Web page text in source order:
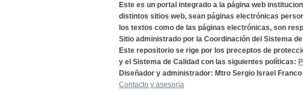
Este es un portal integrado a la página web
distintos sitios web, sean páginas electrónicas
los textos como de las páginas electrónicas, son
Sitio administrado por la Coordinación del Sistema
Este repositorio se rige por los preceptos de
y el Sistema de Calidad con las siguientes políticas:
Diseñador y administrador: Mtro Sergio Israel
Contacto y asesoría